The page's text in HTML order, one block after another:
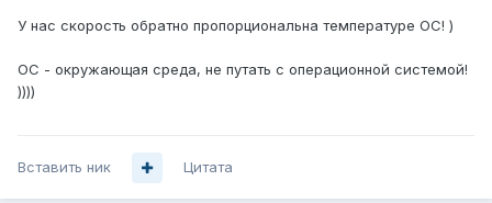
У нас скорость обратно пропорциональна температуре ОС! )
ОС - окружающая среда, не путать с операционной системой!
))))
Вставить ник Цитата